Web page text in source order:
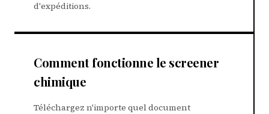
d'expéditions.
Comment fonctionne le screener
chimique
Téléchargez n'importe quel document